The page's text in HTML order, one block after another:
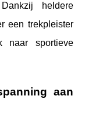
heldere
een trekpleister
naar sportieve
aan